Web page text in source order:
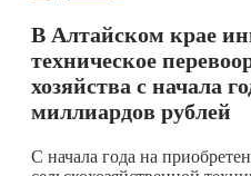
В Алтайском крае
техническое
хозяйства с начала
миллиардов рублей
С начала года на